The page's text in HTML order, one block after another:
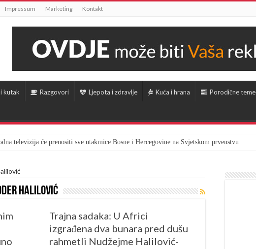
Impressum Marketing Kontakt
kutak Razgovori Ljepota i zdravlje Kuća i hrana Porodične teme
televizija će prenositi sve utakmice Bosne i Hercegovine na Svjetskom prvenstvu
Halilović
Trajna sadaka: U Africi
izgrađena dva bunara pred dušu
rahmetli Nudžejme Halilović-